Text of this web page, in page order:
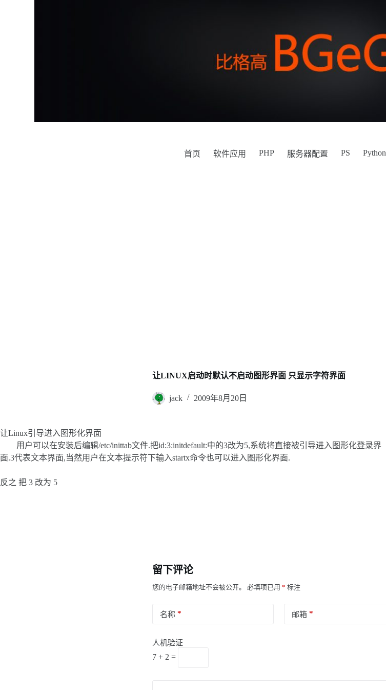
首页 软件应用 PHP 服务器配置 PS Python
让LINUX启动时默认不启动图形界面 只显示字符界面
jack 2009年8月20日
让Linux引导进入图形化界面
用户可以在安装后编辑/etc/inittab文件.把id:3:initdefault:中的3改为5,系统将直接被引导进入图形化登录界
面.3代表文本界面,当然用户在文本提示符下输入startx命令也可以进入图形化界面.
反之 把 3 改为 5
留下评论
您的电子邮箱地址不会被公开。 必填项已用 * 标注
名称 * 邮箱*
人机验证
7 + 2 =